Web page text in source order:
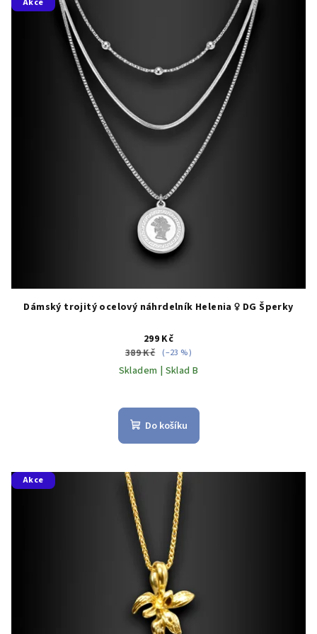
Akce
Dámský trojitý ocelový náhrdelník Helenia ♀️ DG Šperky
299 Kč
389 Kč (–23 %)
Skladem | Sklad B
Do košíku
Akce